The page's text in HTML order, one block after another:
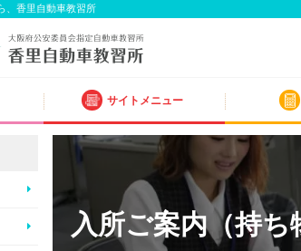
、香里自動車教習所
サイトメニュー
入所ご案内（持ち